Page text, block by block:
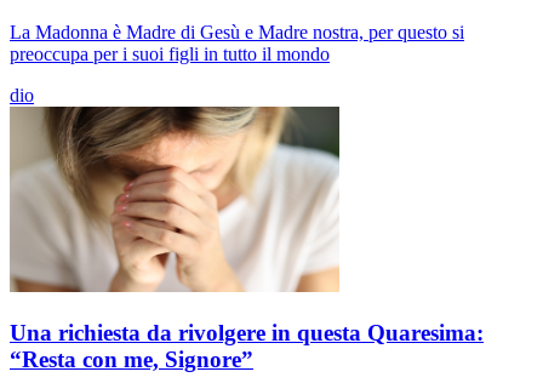
La Madonna è Madre di Gesù e Madre nostra, per questo si
preoccupa per i suoi figli in tutto il mondo
dio
Una richiesta da rivolgere in questa Quaresima:
“Resta con me, Signore”